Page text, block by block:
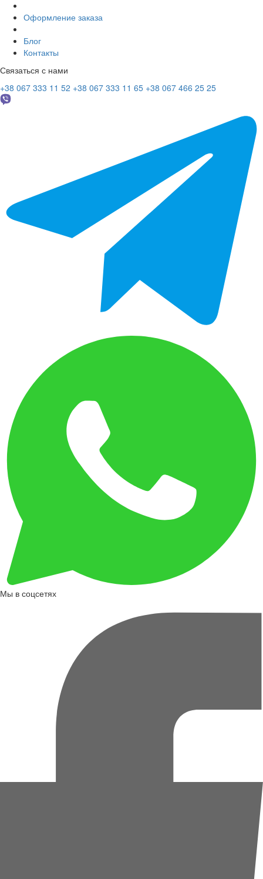
Оформление заказа
Блог
Контакты
Связаться с нами
+38 067 333 11 52 +38 067 333 11 65 +38 067 466 25 25
Мы в соцсетях